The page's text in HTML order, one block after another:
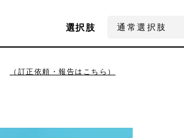
選択肢
（訂正依頼・報告はこちら）